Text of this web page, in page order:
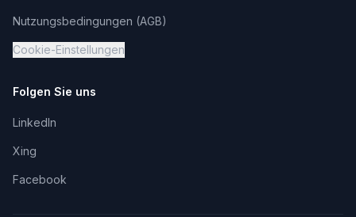
Nutzungsbedingungen (AGB)
Cookie-Einstellungen
Folgen Sie uns
LinkedIn
Xing
Facebook